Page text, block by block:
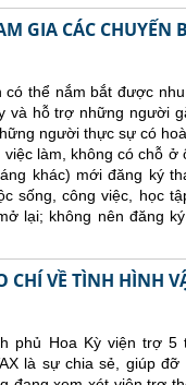
GIA CÁC CHUYẾN
thể nắm bắt được
và hỗ trợ những người
người thực sự có
làm, không có chỗ
khác) mới đăng ký
sống, công việc, học
lại; không nên đăng
CHÍ VỀ TÌNH HÌNH
phủ Hoa Kỳ viện trợ 5
là sự chia sẻ, giúp